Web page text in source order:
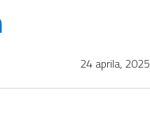
24 aprila, 2025